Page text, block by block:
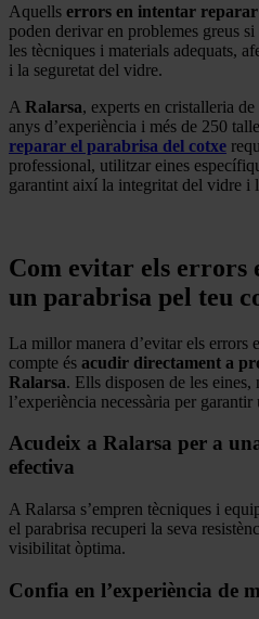
Aquells errors en intentar
poden derivar en problemes greus
les tècniques i materials adequats,
i la seguretat del vidre.
A Ralarsa, experts en cristalleria
anys d’experiència i més de 250
reparar el parabrisa del cotxe
professional, utilitzar eines
garantint així la integritat del vidre i
Com evitar els
un parabrisa pel teu
La millor manera d’evitar els errors
compte és acudir directament a
Ralarsa. Ells disposen de les
l’experiència necessària per
Acudeix a Ralarsa per a
efectiva
A Ralarsa s’empren tècniques i
el parabrisa recuperi la seva
visibilitat òptima.
Confia en l’experiència de